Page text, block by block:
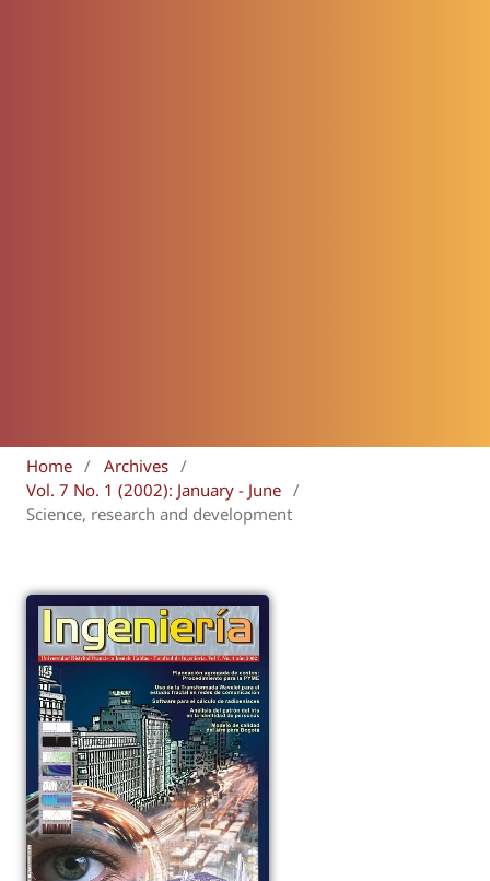
Home / Archives /
Vol. 7 No. 1 (2002): January - June /
Science, research and development